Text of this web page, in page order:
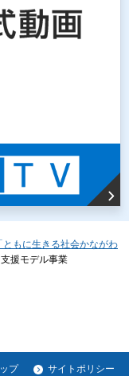
「ともに生きる社会かながわ
援モデル事業
プ サイトポリシー